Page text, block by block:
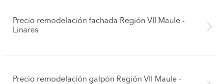
Precio remodelación fachada Región VII Maule -
Linares
Precio remodelación galpón Región VII Maule -